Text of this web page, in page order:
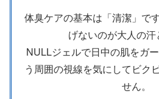
体臭ケアの基本は「清潔」で
げないのが大人の汗
NULLジェルで日中の肌をガ
う周囲の視線を気にしてビク
せん。